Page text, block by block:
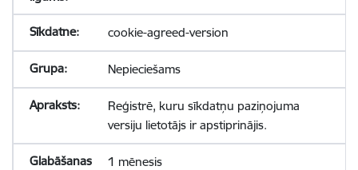
cookie-agreed-version
Nepieciešams
Reģistrē, kuru sīkdatņu paziņojuma
versiju lietotājs ir apstiprinājis.
1 mēnesis